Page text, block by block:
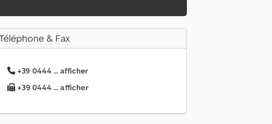
& Fax
+39 0444 ... afficher
+39 0444 ... afficher